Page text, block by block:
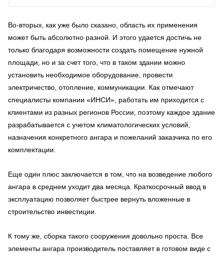
Во-вторых, как уже было сказано, область их применения
может быть абсолютно разной. И этого удается достичь не
только благодаря возможности создать помещение нужной
площади, но и за счет того, что в таком здании можно
установить необходимое оборудование, провести
электричество, отопление, коммуникации. Как отмечают
специалисты компании «ИНСИ», работать им приходится с
клиентами из разных регионов России, поэтому каждое здание
разрабатывается с учетом климатологических условий,
назначения конкретного ангара и пожеланий заказчика по его
комплектации.
Еще один плюс заключается в том, что на возведение любого
ангара в среднем уходит два месяца. Краткосрочный ввод в
эксплуатацию позволяет быстрее вернуть вложенные в
строительство инвестиции.
К тому же, сборка такого сооружения довольно проста. Все
элементы ангара производитель поставляет в готовом виде с